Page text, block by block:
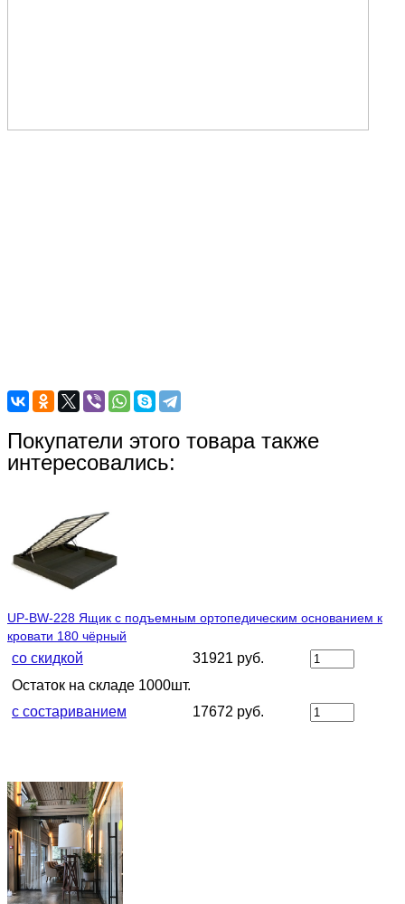
Покупатели этого товара также
интересовались:
UP-BW-228 Ящик с подъемным ортопедическим основанием к
кровати 180 чёрный
со скидкой
31921 руб.
Остаток на складе 1000шт.
с состариванием
17672 руб.